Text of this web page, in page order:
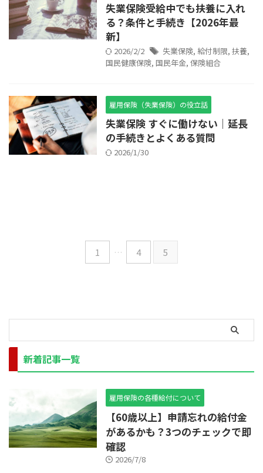
失業保険受給中でも扶養に入れ
る？条件と手続き【2026年最
新】
2026/2/2 失業保険, 給付制限, 扶養,
国民健康保険, 国民年金, 保険組合
雇用保険（失業保険）の役立話
失業保険 すぐに働けない｜延長
の手続きとよくある質問
2026/1/30
1 … 4 5
新着記事一覧
雇用保険の各種給付について
【60歳以上】申請忘れの給付金
があるかも？3つのチェックで即
確認
2026/7/8